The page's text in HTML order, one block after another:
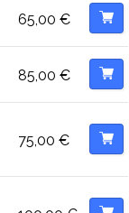
65,00 €
85,00 €
75,00 €